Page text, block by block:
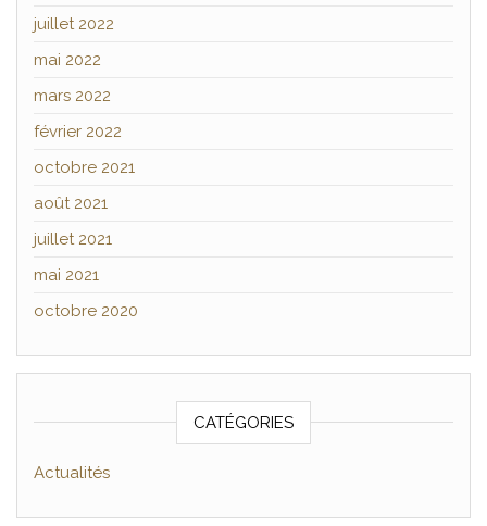
juillet 2022
mai 2022
mars 2022
février 2022
octobre 2021
août 2021
juillet 2021
mai 2021
octobre 2020
CATÉGORIES
Actualités